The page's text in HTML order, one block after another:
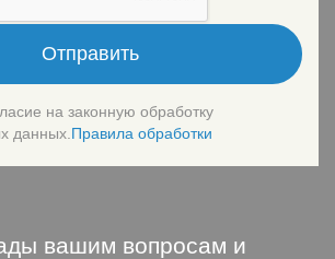
Отправить
на законную обработку
данных. Правила обработки
вашим вопросам и